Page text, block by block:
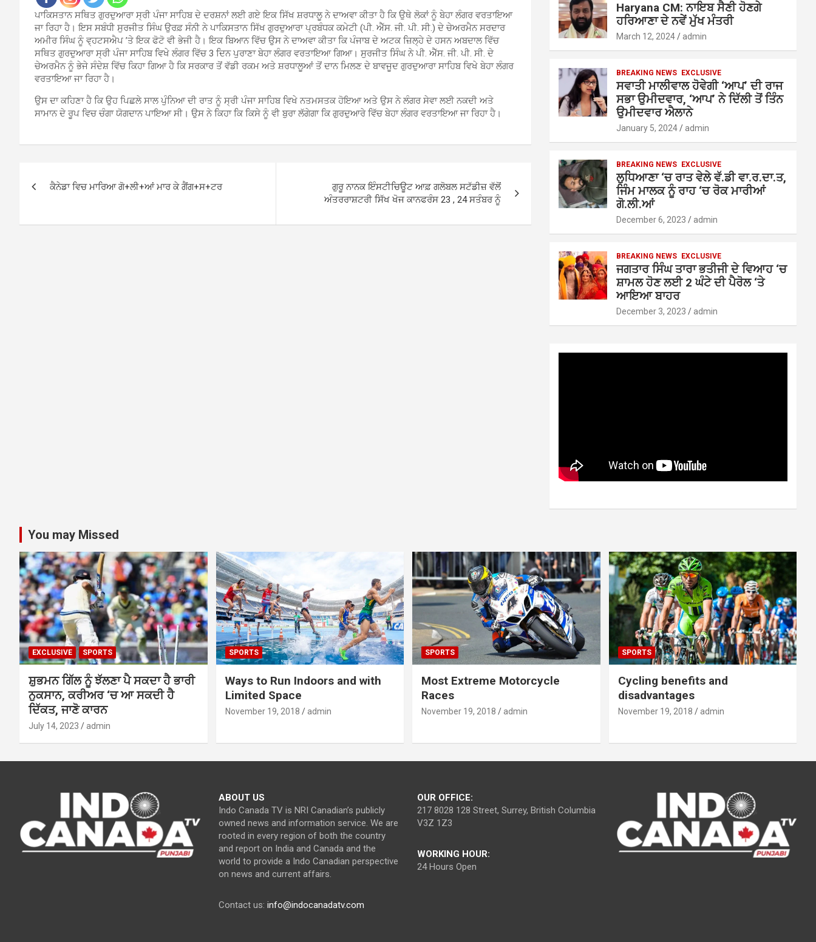
ਪਾਕਿਸਤਾਨ ਸਥਿਤ ਗੁਰਦੁਆਰਾ ਸ੍ਰੀ ਪੰਜਾ ਸਾਹਿਬ ਦੇ ਦਰਸ਼ਨਾਂ ਲਈ ਗਏ ਇਕ ਸਿੱਖ ਸ਼ਰਧਾਲੂ ਨੇ ਦਾਅਵਾ ਕੀਤਾ ਹੈ ਕਿ ਉਥੇ ਲੋਕਾਂ ਨੂੰ ਬੇਹਾ ਲੰਗਰ ਵਰਤਾਇਆ
ਜਾ ਰਿਹਾ ਹੈ। ਇਸ ਸਬੰਧੀ ਸੁਰਜੀਤ ਸਿੰਘ ਉਰਫ਼ ਸੰਨੀ ਨੇ ਪਾਕਿਸਤਾਨ ਸਿੱਖ ਗੁਰਦੁਆਰਾ ਪ੍ਰਬੰਧਕ ਕਮੇਟੀ (ਪੀ. ਐੱਸ. ਜੀ. ਪੀ. ਸੀ.) ਦੇ ਚੇਅਰਮੈਨ ਸਰਦਾਰ
ਅਮੀਰ ਸਿੰਘ ਨੂੰ ਵ੍ਹਟਸਐਪ ’ਤੇ ਇਕ ਫੋਟੋ ਵੀ ਭੇਜੀ ਹੈ। ਇਕ ਬਿਆਨ ਵਿੱਚ ਉਸ ਨੇ ਦਾਅਵਾ ਕੀਤਾ ਕਿ ਪੰਜਾਬ ਦੇ ਅਟਕ ਜ਼ਿਲ੍ਹੇ ਦੇ ਹਸਨ ਅਬਦਾਲ ਵਿੱਚ
ਸਥਿਤ ਗੁਰਦੁਆਰਾ ਸ੍ਰੀ ਪੰਜਾ ਸਾਹਿਬ ਵਿਖੇ ਲੰਗਰ ਵਿੱਚ 3 ਦਿਨ ਪੁਰਾਣਾ ਬੇਹਾ ਲੰਗਰ ਵਰਤਾਇਆ ਗਿਆ। ਸੁਰਜੀਤ ਸਿੰਘ ਨੇ ਪੀ. ਐੱਸ. ਜੀ. ਪੀ. ਸੀ. ਦੇ
ਚੇਅਰਮੈਨ ਨੂੰ ਭੇਜੇ ਸੰਦੇਸ਼ ਵਿੱਚ ਕਿਹਾ ਗਿਆ ਹੈ ਕਿ ਸਰਕਾਰ ਤੋਂ ਵੱਡੀ ਰਕਮ ਅਤੇ ਸ਼ਰਧਾਲੂਆਂ ਤੋਂ ਦਾਨ ਮਿਲਣ ਦੇ ਬਾਵਜੂਦ ਗੁਰਦੁਆਰਾ ਸਾਹਿਬ ਵਿਖੇ ਬੇਹਾ ਲੰਗਰ
ਵਰਤਾਇਆ ਜਾ ਰਿਹਾ ਹੈ।
ਉਸ ਦਾ ਕਹਿਣਾ ਹੈ ਕਿ ਉਹ ਪਿਛਲੇ ਸਾਲ ਪੁੰਨਿਆ ਦੀ ਰਾਤ ਨੂੰ ਸ੍ਰੀ ਪੰਜਾ ਸਾਹਿਬ ਵਿਖੇ ਨਤਮਸਤਕ ਹੋਇਆ ਅਤੇ ਉਸ ਨੇ ਲੰਗਰ ਸੇਵਾ ਲਈ ਨਕਦੀ ਅਤੇ
ਸਾਮਾਨ ਦੇ ਰੂਪ ਵਿਚ ਚੰਗਾ ਯੋਗਦਾਨ ਪਾਇਆ ਸੀ। ਉਸ ਨੇ ਕਿਹਾ ਕਿ ਕਿਸੇ ਨੂੰ ਵੀ ਬੁਰਾ ਲੱਗੇਗਾ ਕਿ ਗੁਰਦੁਆਰੇ ਵਿੱਚ ਬੇਹਾ ਲੰਗਰ ਵਰਤਾਇਆ ਜਾ ਰਿਹਾ ਹੈ।
ਕੈਨੇਡਾ ਵਿਚ ਮਾਰਿਆ ਗੋ+ਲੀ+ਆਂ ਮਾਰ ਕੇ ਗੈਂਗ+ਸ+ਟਰ
ਗੁਰੂ ਨਾਨਕ ਇੰਸਟੀਚਿਊਟ ਆਫ਼ ਗਲੋਬਲ ਸਟੱਡੀਜ਼ ਵੱਲੋਂ
ਅੰਤਰਰਾਸ਼ਟਰੀ ਸਿੱਖ ਖੋਜ ਕਾਨਫਰੰਸ 23 , 24 ਸਤੰਬਰ ਨੂੰ
Haryana CM: ਨਾਇਬ ਸੈਣੀ ਹੋਣਗੇ
ਹਰਿਆਣਾ ਦੇ ਨਵੇਂ ਮੁੱਖ ਮੰਤਰੀ
March 12, 2024 admin
BREAKING NEWS EXCLUSIVE
ਸਵਾਤੀ ਮਾਲੀਵਾਲ ਹੋਵੇਗੀ ‘ਆਪ’ ਦੀ ਰਾਜ
ਸਭਾ ਉਮੀਦਵਾਰ, ‘ਆਪ’ ਨੇ ਦਿੱਲੀ ਤੋਂ ਤਿੰਨ
ਉਮੀਦਵਾਰ ਐਲਾਨੇ
January 5, 2024 admin
BREAKING NEWS EXCLUSIVE
ਲੁਧਿਆਣਾ ‘ਚ ਰਾਤ ਵੇਲੇ ਵੱ.ਡੀ ਵਾ.ਰ.ਦਾ.ਤ,
ਜਿੰਮ ਮਾਲਕ ਨੂੰ ਰਾਹ ‘ਚ ਰੋਕ ਮਾਰੀਆਂ
ਗੋ.ਲੀ.ਆਂ
December 6, 2023 admin
BREAKING NEWS EXCLUSIVE
ਜਗਤਾਰ ਸਿੰਘ ਤਾਰਾ ਭਤੀਜੀ ਦੇ ਵਿਆਹ ‘ਚ
ਸ਼ਾਮਲ ਹੋਣ ਲਈ 2 ਘੰਟੇ ਦੀ ਪੈਰੋਲ ‘ਤੇ
ਆਇਆ ਬਾਹਰ
December 3, 2023 admin
You may Missed
EXCLUSIVE SPORTS
ਸ਼ੁਭਮਨ ਗਿੱਲ ਨੂੰ ਝੱਲਣਾ ਪੈ ਸਕਦਾ ਹੈ ਭਾਰੀ
ਨੁਕਸਾਨ, ਕਰੀਅਰ ‘ਚ ਆ ਸਕਦੀ ਹੈ
ਦਿੱਕਤ, ਜਾਣੋ ਕਾਰਨ
July 14, 2023 admin
SPORTS
Ways to Run Indoors and with
Limited Space
November 19, 2018 admin
SPORTS
Most Extreme Motorcycle
Races
November 19, 2018 admin
SPORTS
Cycling benefits and
disadvantages
November 19, 2018 admin
ABOUT US
Indo Canada TV is NRI Canadian’s publicly
owned news and information service. We are
rooted in every region of both the country
and report on India and Canada and the
world to provide a Indo Canadian perspective
on news and current affairs.
Contact us: info@indocanadatv.com
OUR OFFICE:
217 8028 128 Street, Surrey, British Columbia
V3Z 1Z3
WORKING HOUR:
24 Hours Open